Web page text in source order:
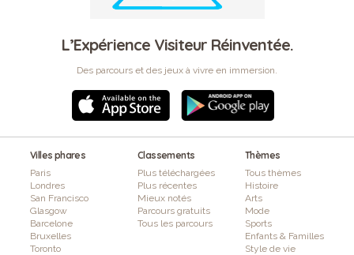
L’Expérience Visiteur Réinventée.
Des parcours et des jeux à vivre en immersion.
Villes phares
Paris
Londres
San Francisco
Glasgow
Barcelone
Bruxelles
Toronto
Classements
Plus téléchargées
Plus récentes
Mieux notés
Parcours gratuits
Tous les parcours
Thèmes
Tous thèmes
Histoire
Arts
Mode
Sports
Enfants & Familles
Style de vie